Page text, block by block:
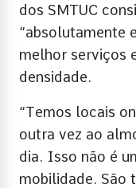
dos SMTUC
“absolutamente
melhor serviços
densidade.
“Temos locais
outra vez ao
dia. Isso não é
mobilidade. São